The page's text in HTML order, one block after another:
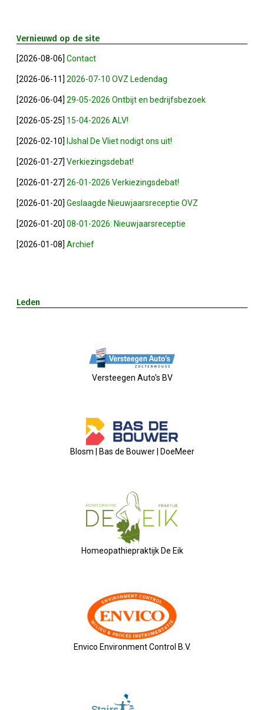
2024-05-15 Bestuursvergadering
Verslag Van ALV 2024
Nieuwjaarsreceptie In Sfeer
Prachtige (leden-)dag 2023
Mooi Bezoek Aan Mulder Shipyard
2023-05-31: Digitaliserings-Vouchers
Notulen ALV 2023
Ledendag 2022: Nieuw Begin
Oplichters Benaderen OVZ
Privé Adressen
Flessenpost
Subsidie Van Economie071
Netwerkontbijt Rijneke Boulevard
Eerste Meet & Greet Druk Bezocht
Vernieuwd op de site
[2026-08-06] Contact
[2026-06-11] 2026-07-10 OVZ Ledendag
[2026-06-04] 29-05-2026 Ontbijt en bedrijfsbezoek
[2026-05-25] 15-04-2026 ALV!
[2026-02-10] IJshal De Vliet nodigt ons uit!
[2026-01-27] Verkiezingsdebat!
[2026-01-27] 26-01-2026 Verkiezingsdebat!
[2026-01-20] Geslaagde Nieuwjaarsreceptie OVZ
[2026-01-20] 08-01-2026: Nieuwjaarsreceptie
[2026-01-08] Archief
Leden
Versteegen Auto's BV
Blosm | Bas de Bouwer | DoeMeer
Homeopathiepraktijk De Eik
Envico Environment Control B.V.